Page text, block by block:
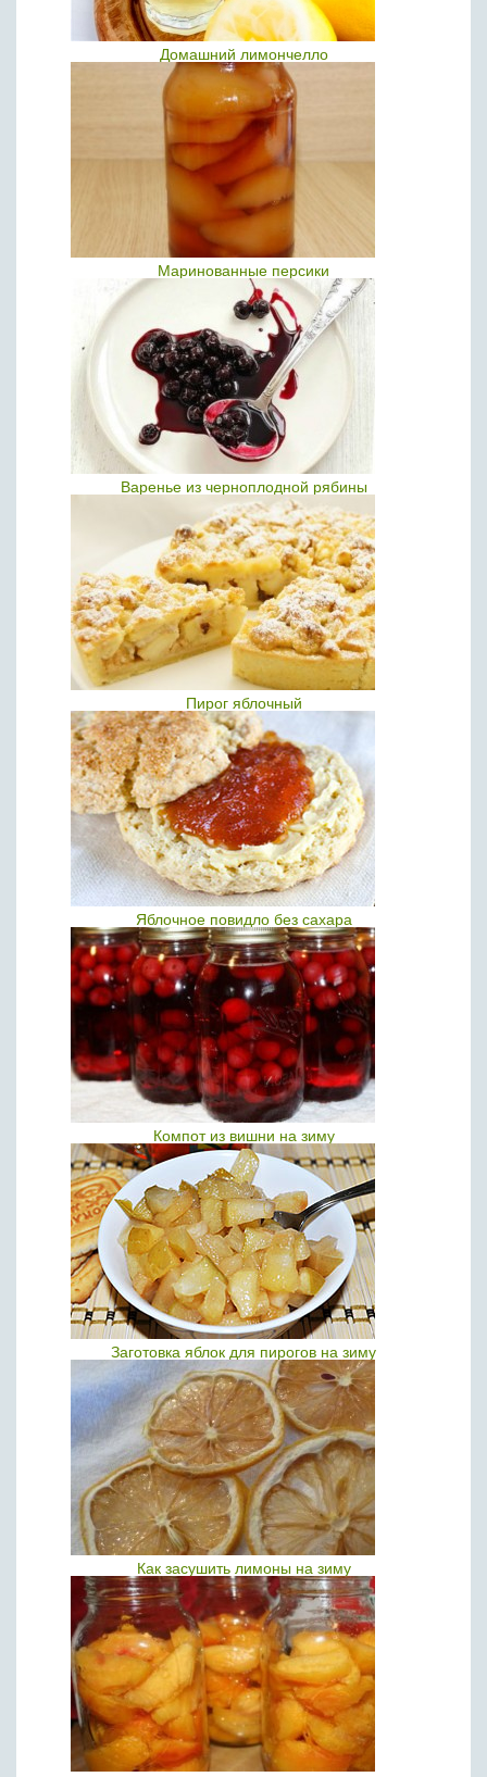
Домашний лимончелло
Маринованные персики
Варенье из черноплодной рябины
Пирог яблочный
Яблочное повидло без сахара
Компот из вишни на зиму
Заготовка яблок для пирогов на зиму
Как засушить лимоны на зиму